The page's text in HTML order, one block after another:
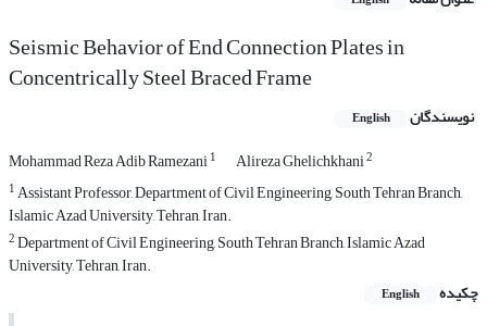
Seismic Behavior of End Connection Plates in
Concentrically Steel Braced Frame
نویسندگان English
Mohammad Reza Adib Ramezani1 Alireza Ghelichkhani2
1Assistant Professor, Department of Civil Engineering, South Tehran Branch,
Islamic Azad University, Tehran, Iran.
2Department of Civil Engineering, South Tehran Branch, Islamic Azad
University, Tehran, Iran.
چکیده
English